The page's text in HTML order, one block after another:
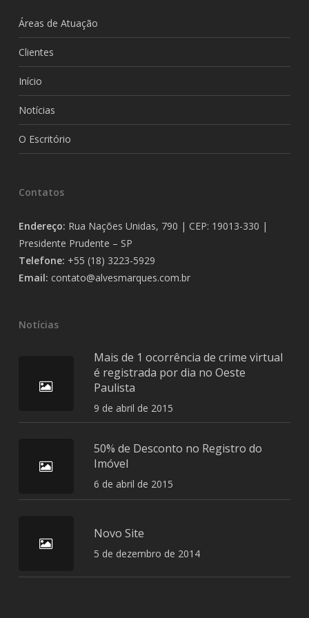
Áreas de Atuação
Clientes
Início
Notícias
O Escritório
Contatos
Endereço: Rua Nações Unidas, 790 | CEP: 19013-330 |
Presidente Prudente – SP
Telefone: +55 (18) 3223-5929
Email: contato@alvesmarques.com.br
Notícias
Mais de 1 ocorrência de crime virtual
é registrada por dia no Oeste
Paulista
9 de abril de 2015
50% de Desconto no Registro do
Imóvel
6 de abril de 2015
Novo Site
5 de dezembro de 2014